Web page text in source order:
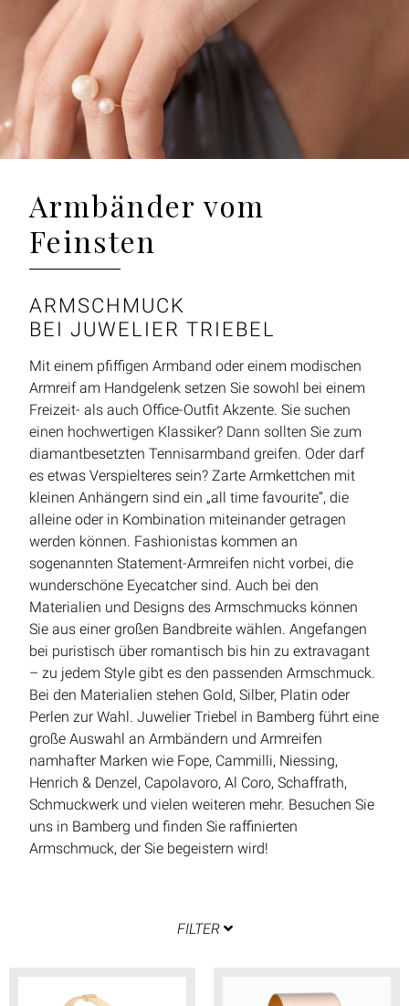
Armbänder vom
Feinsten
ARMSCHMUCK
BEI JUWELIER TRIEBEL
Mit einem pfiffigen Armband oder einem modischen
Armreif am Handgelenk setzen Sie sowohl bei einem
Freizeit- als auch Office-Outfit Akzente. Sie suchen
einen hochwertigen Klassiker? Dann sollten Sie zum
diamantbesetzten Tennisarmband greifen. Oder darf
es etwas Verspielteres sein? Zarte Armkettchen mit
kleinen Anhängern sind ein „all time favourite“, die
alleine oder in Kombination miteinander getragen
werden können. Fashionistas kommen an
sogenannten Statement-Armreifen nicht vorbei, die
wunderschöne Eyecatcher sind. Auch bei den
Materialien und Designs des Armschmucks können
Sie aus einer großen Bandbreite wählen. Angefangen
bei puristisch über romantisch bis hin zu extravagant
– zu jedem Style gibt es den passenden Armschmuck.
Bei den Materialien stehen Gold, Silber, Platin oder
Perlen zur Wahl. Juwelier Triebel in Bamberg führt eine
große Auswahl an Armbändern und Armreifen
namhafter Marken wie Fope, Cammilli, Niessing,
Henrich & Denzel, Capolavoro, Al Coro, Schaffrath,
Schmuckwerk und vielen weiteren mehr. Besuchen Sie
uns in Bamberg und finden Sie raffinierten
Armschmuck, der Sie begeistern wird!
FILTER